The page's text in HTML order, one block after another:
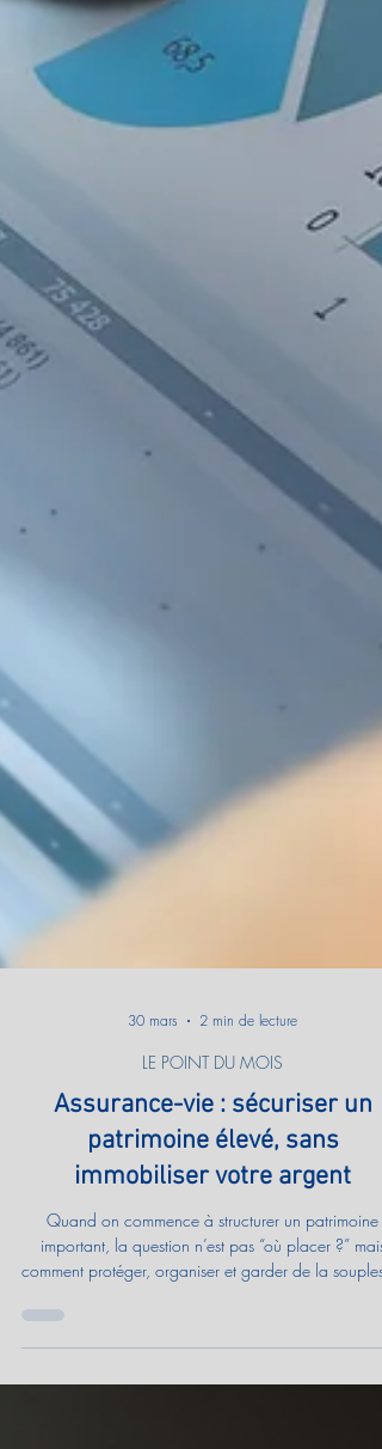
30 mars 2 min de lecture
LE POINT DU MOIS
Assurance-vie : sécuriser un
patrimoine élevé, sans
immobiliser votre argent
Quand on commence à structurer un patrimoine
comment protéger, organiser et garder de la
sans renoncer à une fiscalité efficace. Fonds euros